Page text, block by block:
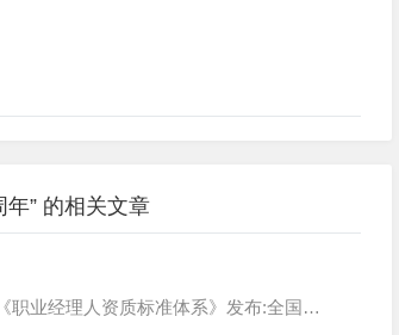
” 的相关文章
职业经理人资质标准体系》发布:全国…